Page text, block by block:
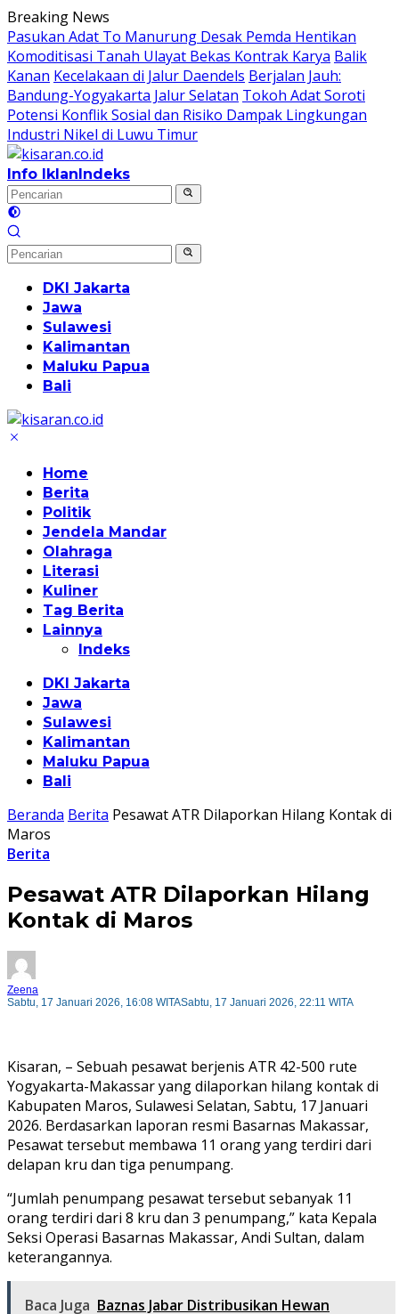
Langsung
ke
konten
Breaking News
Pasukan Adat To Manurung Desak Pemda Hentikan
Komoditisasi Tanah Ulayat Bekas Kontrak Karya Balik
Kanan Kecelakaan di Jalur Daendels Berjalan Jauh:
Bandung-Yogyakarta Jalur Selatan Tokoh Adat Soroti
Potensi Konflik Sosial dan Risiko Dampak Lingkungan
Industri Nikel di Luwu Timur
Info IklanIndeks
DKI Jakarta
Jawa
Sulawesi
Kalimantan
Maluku Papua
Bali
Home
Berita
Politik
Jendela Mandar
Olahraga
Literasi
Kuliner
Tag Berita
Lainnya
Indeks
DKI Jakarta
Jawa
Sulawesi
Kalimantan
Maluku Papua
Bali
Beranda Berita Pesawat ATR Dilaporkan Hilang Kontak di
Maros
Berita
Pesawat ATR Dilaporkan Hilang
Kontak di Maros
Zeena
Sabtu, 17 Januari 2026, 16:08 WITASabtu, 17 Januari 2026, 22:11 WITA
Kisaran, – Sebuah pesawat berjenis ATR 42-500 rute
Yogyakarta-Makassar yang dilaporkan hilang kontak di
Kabupaten Maros, Sulawesi Selatan, Sabtu, 17 Januari
2026. Berdasarkan laporan resmi Basarnas Makassar,
Pesawat tersebut membawa 11 orang yang terdiri dari
delapan kru dan tiga penumpang.
“Jumlah penumpang pesawat tersebut sebanyak 11
orang terdiri dari 8 kru dan 3 penumpang,” kata Kepala
Seksi Operasi Basarnas Makassar, Andi Sultan, dalam
keterangannya.
Baca Juga Baznas Jabar Distribusikan Hewan